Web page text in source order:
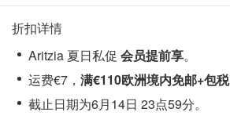
折扣详情
Aritzia 夏日私促 会员提前享。
运费€7， 满€110欧洲境内免邮+包税
截止日期为6月14日 23点59分。